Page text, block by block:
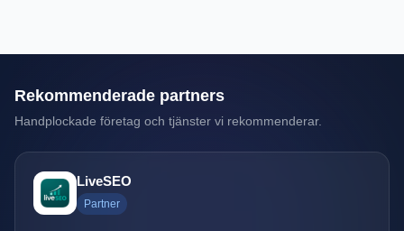
Rekommenderade partners
Handplockade företag och tjänster vi rekommenderar.
LiveSEO
Partner